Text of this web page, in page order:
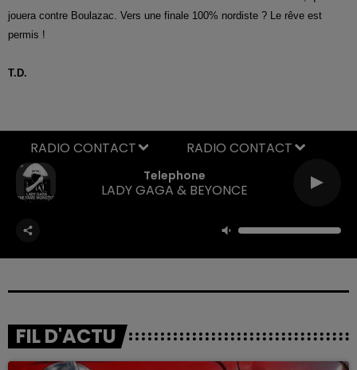
jouera contre Boulazac. Vers une finale 100% nordiste ? Le rêve est
permis !
T.D.
Telephone
LADY GAGA & BEYONCE
RADIO CONTACT
FIL D'ACTU